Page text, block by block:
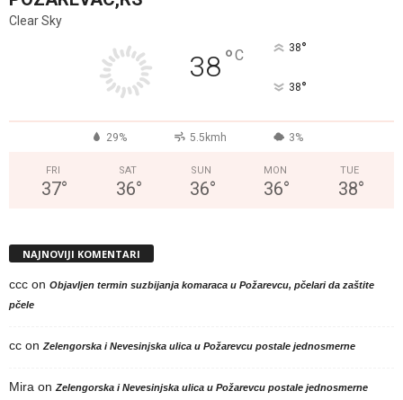
Clear Sky
38°C 38°
38°
29% 5.5kmh 3%
FRI
37°
SAT
36°
SUN
36°
MON
36°
TUE
38°
NAJNOVIJI KOMENTARI
ccc on Objavljen termin suzbijanja komaraca u Požarevcu, pčelari da zaštite
pčele
cc on Zelengorska i Nevesinjska ulica u Požarevcu postale jednosmerne
Mira on Zelengorska i Nevesinjska ulica u Požarevcu postale jednosmerne